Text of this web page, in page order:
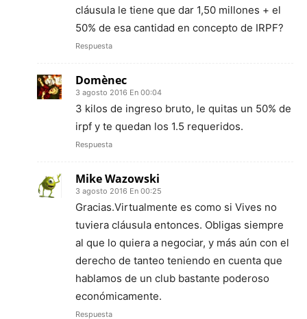
cláusula le tiene que dar 1,50 millones + el
50% de esa cantidad en concepto de IRPF?
Respuesta
Domènec
3 agosto 2016 En 00:04
3 kilos de ingreso bruto, le quitas un 50% de
irpf y te quedan los 1.5 requeridos.
Respuesta
Mike Wazowski
3 agosto 2016 En 00:25
Gracias.Virtualmente es como si Vives no
tuviera cláusula entonces. Obligas siempre
al que lo quiera a negociar, y más aún con el
derecho de tanteo teniendo en cuenta que
hablamos de un club bastante poderoso
económicamente.
Respuesta